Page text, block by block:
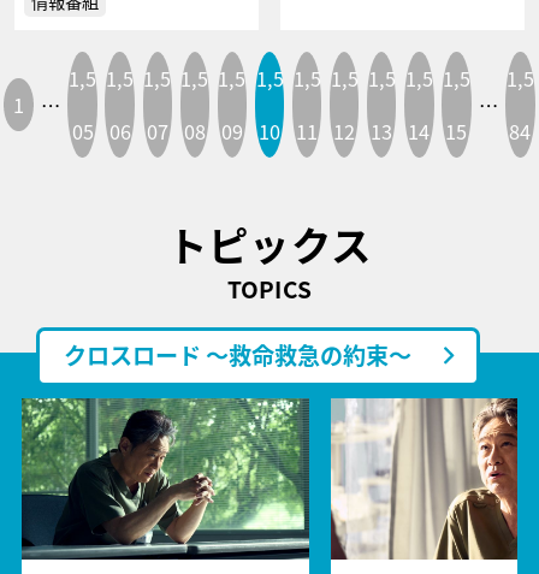
1 …
1,5
05
1,5
06
1,5
07
1,5
08
1,5
09
1,5
10
1,5
11
1,5
12
1,5
13
1,5
14
1,5
15
…
1,5
84
トピックス
TOPICS
クロスロード ～救命救急の約束～